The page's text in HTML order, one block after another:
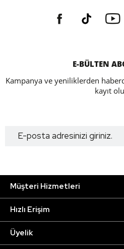
E-BÜLTEN
Kampanya ve yeniliklerden
kayıt
Müşteri Hizmetleri
Hızlı Erişim
Üyelik